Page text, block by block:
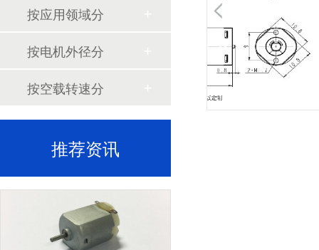
按应用领域分
按电机外径分
按空载转速分
推荐资讯